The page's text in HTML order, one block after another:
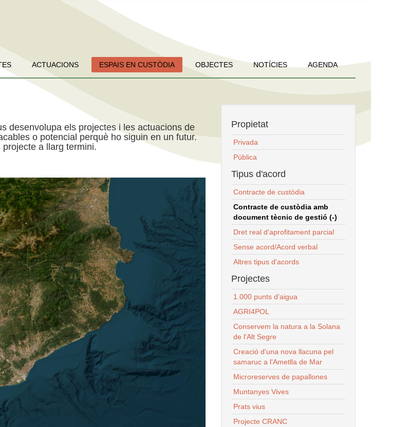
ACTUACIONS ESPAIS EN CUSTÒDIA OBJECTES NOTÍCIES AGENDA
desenvolupa els projectes i les actuacions de
o potencial perquè ho siguin en un futur.
a llarg termini.
Propietat
Privada
Pública
Tipus d'acord
Contracte de custòdia
Contracte de custòdia amb
document tècnic de gestió (-)
Dret real d'aprofitament parcial
Sense acord/Acord verbal
Altres tipus d'acords
Projectes
1.000 punts d'aigua
AGRI4POL
Conservem la natura a la Solana
de l'Alt Segre
Creació d'una nova llacuna pel
samaruc a l'Ametlla de Mar
Microreserves de papallones
Muntanyes Vives
Prats vius
Projecte CRANC